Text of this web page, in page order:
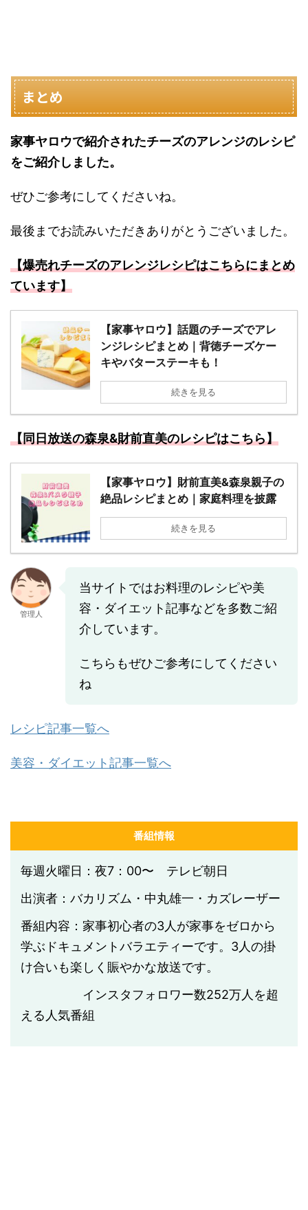
まとめ
家事ヤロウで紹介されたチーズのアレンジのレシピ
をご紹介しました。
ぜひご参考にしてくださいね。
最後までお読みいただきありがとうございました。
【爆売れチーズのアレンジレシピはこちらにまとめ
ています】
【家事ヤロウ】話題のチーズでアレ
ンジレシピまとめ｜背徳チーズケー
キやバターステーキも！
続きを見る
【同日放送の森泉&財前直美のレシピはこちら】
【家事ヤロウ】財前直美&森泉親子の
絶品レシピまとめ｜家庭料理を披露
続きを見る
管理人
当サイトではお料理のレシピや美
容・ダイエット記事などを多数ご紹
介しています。
こちらもぜひご参考にしてください
ね
レシピ記事一覧へ
美容・ダイエット記事一覧へ
番組情報
毎週火曜日：夜7：00〜 テレビ朝日
出演者：バカリズム・中丸雄一・カズレーザー
番組内容：家事初心者の3人が家事をゼロから
学ぶドキュメントバラエティーです。3人の掛
け合いも楽しく賑やかな放送です。
インスタフォロワー数252万人を超
える人気番組